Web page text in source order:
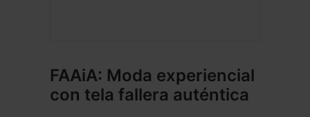
FAAiA: Moda experiencial
con tela fallera auténtica